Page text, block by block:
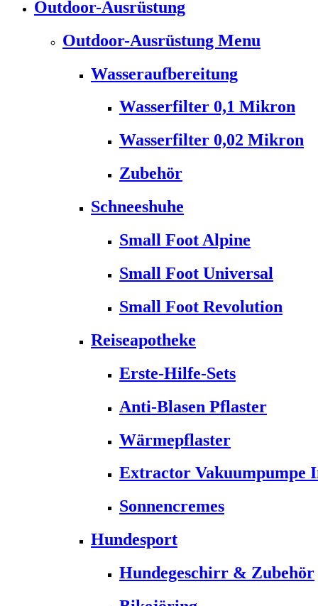
Outdoor-Ausrüstung
Outdoor-Ausrüstung Menu
Wasseraufbereitung
Wasserfilter 0,1 Mikron
Wasserfilter 0,02 Mikron
Zubehör
Schneeshuhe
Small Foot Alpine
Small Foot Universal
Small Foot Revolution
Reiseapotheke
Erste-Hilfe-Sets
Anti-Blasen Pflaster
Wärmepflaster
Extractor Vakuumpumpe
Sonnencremes
Hundesport
Hundegeschirr & Zubehör